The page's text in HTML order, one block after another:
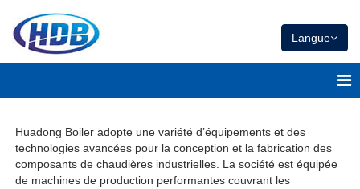
Langue
Huadong Boiler adopte une variété d’équipements et des
technologies avancées pour la conception et la fabrication des
composants de chaudières industrielles. La société est équipée
de machines de production performantes couvrant les